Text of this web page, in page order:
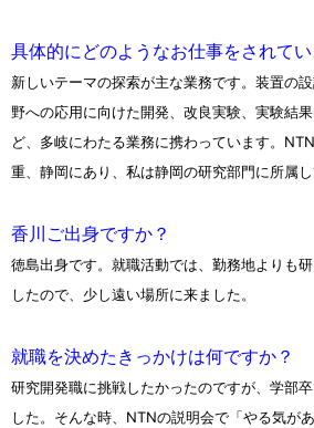
具体的にどのようなお仕事をされてい
新しいテーマの探索が主な業務です。装置の
野への応用に向けた開発、改良実験、実験結
ど、多岐にわたる業務に携わっています。
重、静岡にあり、私は静岡の研究部門に所属し
香川ご出身ですか？
徳島出身です。就職活動では、勤務地よりも
したので、少し遠い場所に来ました。
就職を決めたきっかけは何ですか？
研究開発職に挑戦したかったのですが、学部
した。そんな時、NTNの説明会で「やる気が